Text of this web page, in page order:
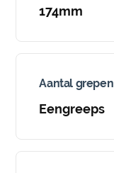
174mm
Aantal grepen
Eengreeps